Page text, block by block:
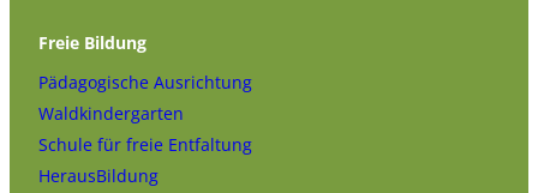
Freie Bildung
Pädagogische Ausrichtung
Waldkindergarten
Schule für freie Entfaltung
HerausBildung